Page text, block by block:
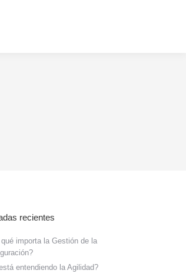
recientes
importa la Gestión de la
entendiendo la Agilidad?